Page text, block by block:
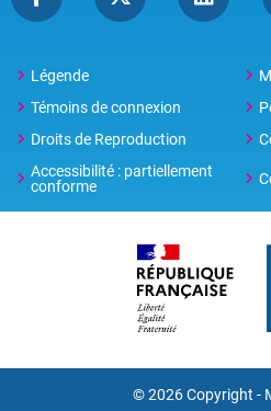
Légende
Témoins de connexion
Droits de Reproduction
Accessibilité : partiellement
conforme
© 2026 Copyright -